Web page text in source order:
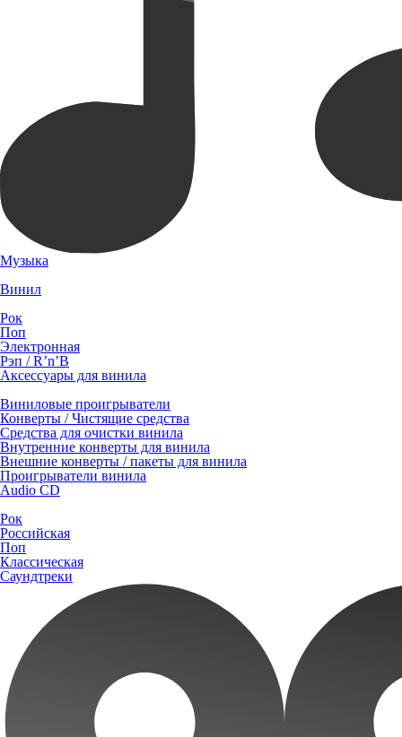
Музыка
Винил
Рок
Поп
Электронная
Рэп / R’n’B
Аксессуары для винила
Виниловые проигрыватели
Конверты / Чистящие средства
Средства для очистки винила
Внутренние конверты для винила
Внешние конверты / пакеты для винила
Проигрыватели винила
Audio CD
Рок
Российская
Поп
Классическая
Саундтреки